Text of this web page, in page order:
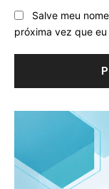
Salve meu
próxima vez que eu